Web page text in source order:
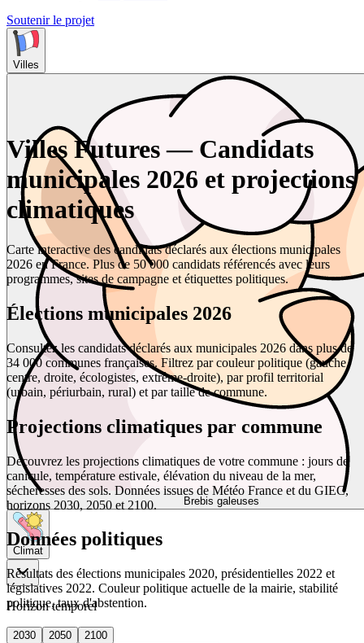
Soutenir le projet
Villes
Brebis galeuses
Climat
Horizon temporel
2030 2050
2100
Villes Futures — Candidats
municipales 2026 et projections
climatiques
Carte interactive des candidats déclarés aux élections municipales
2026 en France. Plus de 50 000 candidats référencés avec leurs
programmes, sites de campagne et étiquettes politiques.
Élections municipales 2026
Consultez les candidats déclarés aux municipales 2026 dans plus de
34 000 communes françaises. Filtrez par couleur politique (gauche,
centre, droite, écologistes, extrême-droite), par profil territorial
(urbain, périurbain, rural) et par taille de commune.
Projections climatiques par commune
Découvrez les projections climatiques de votre commune : jours de
canicule, température estivale, élévation du niveau de la mer,
sécheresses des sols. Données issues de Météo France et du GIEC,
horizons 2030, 2050 et 2100.
Données politiques
Résultats des élections municipales 2020, présidentielles 2022 et
législatives 2022. Couleur politique actuelle de la mairie, stabilité
politique, taux d'abstention.